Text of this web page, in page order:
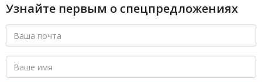
Узнайте первым о спецпредложениях